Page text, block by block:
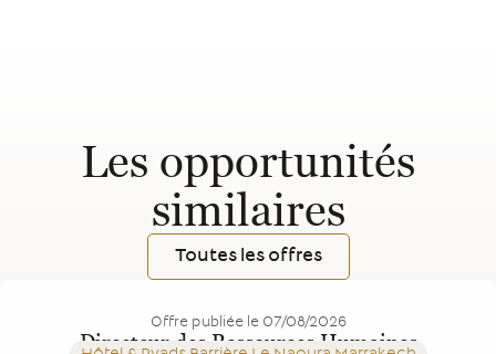
Les opportunités
similaires
Toutes les offres
Offre publiée le 07/08/2026
Directeur des Ressources Humaines